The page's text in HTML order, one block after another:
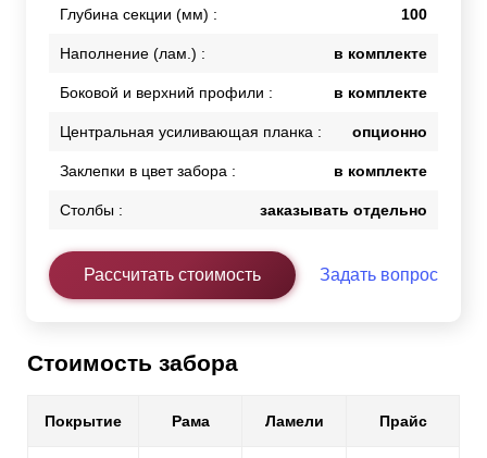
Глубина секции (мм) : 100
Наполнение (лам.) : в комплекте
Боковой и верхний профили : в комплекте
Центральная усиливающая планка : опционно
Заклепки в цвет забора : в комплекте
Столбы : заказывать отдельно
Рассчитать стоимость Задать вопрос
Стоимость забора
Покрытие Рама Ламели Прайс